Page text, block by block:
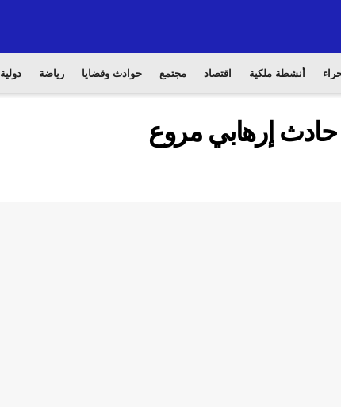
أنشطة ملكية اقتصاد مجتمع حوادث وقضايا رياضة دولية
حادث إرهابي مروع